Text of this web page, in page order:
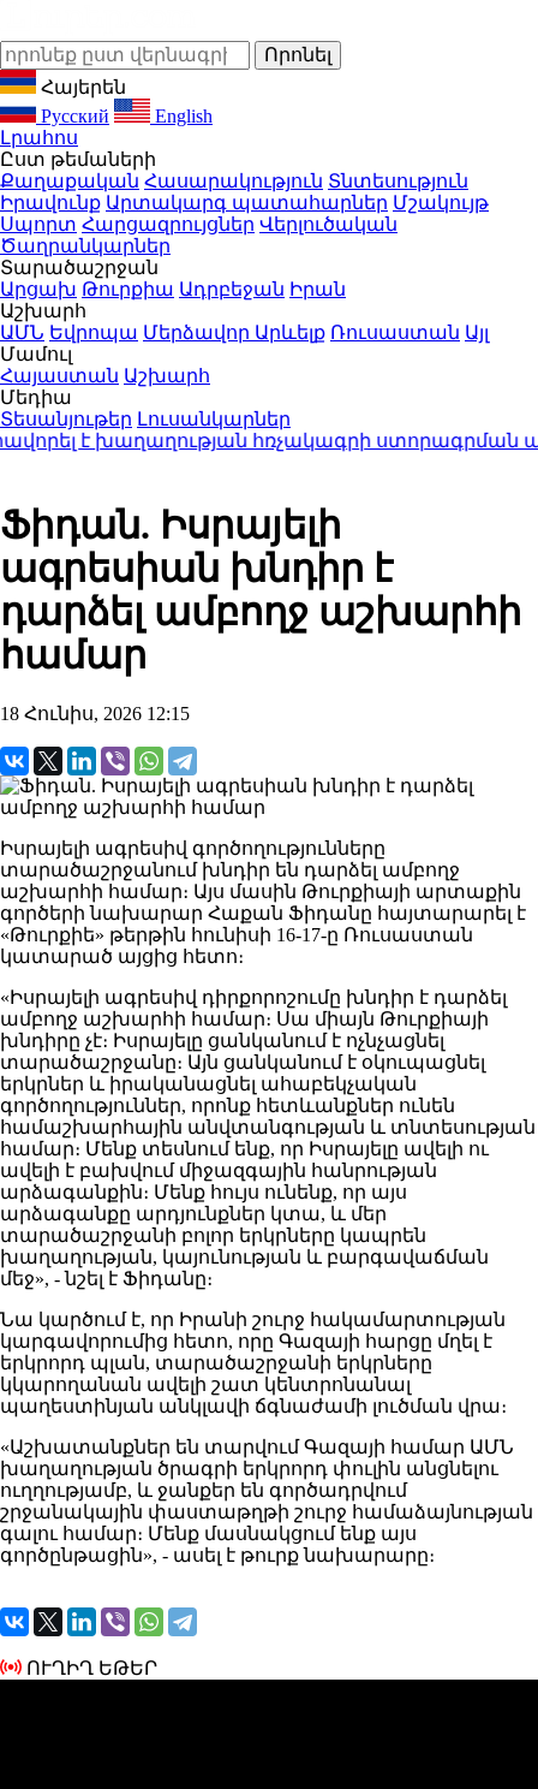
Հայերեն
Русский
English
Լրահոս
Ըստ թեմաների
Քաղաքական Հասարակություն Տնտեսություն
Իրավունք Արտակարգ պատահարներ Մշակույթ
Սպորտ Հարցազրույցներ Վերլուծական
Ծաղրանկարներ
Տարածաշրջան
Արցախ Թուրքիա Ադրբեջան Իրան
Աշխարհ
ԱՄՆ Եվրոպա Մերձավոր Արևելք Ռուսաստան Այլ
Մամուլ
Հայաստան Աշխարհ
Մեդիա
Տեսանյութեր Լուսանկարներ
է խաղաղության հռչակագրի ստորագրման
Ֆիդան. Իսրայելի
ագրեսիան խնդիր է
դարձել ամբողջ աշխարհի
համար
18 Հունիս, 2026 12:15
Իսրայելի ագրեսիվ գործողությունները
տարածաշրջանում խնդիր են դարձել ամբողջ
աշխարհի համար։ Այս մասին Թուրքիայի արտաքին
գործերի նախարար Հաքան Ֆիդանը հայտարարել է
«Թուրքիե» թերթին հունիսի 16-17-ը Ռուսաստան
կատարած այցից հետո։
«Իսրայելի ագրեսիվ դիրքորոշումը խնդիր է դարձել
ամբողջ աշխարհի համար։ Սա միայն Թուրքիայի
խնդիրը չէ։ Իսրայելը ցանկանում է ոչնչացնել
տարածաշրջանը։ Այն ցանկանում է օկուպացնել
երկրներ և իրականացնել ահաբեկչական
գործողություններ, որոնք հետևանքներ ունեն
համաշխարհային անվտանգության և տնտեսության
համար։ Մենք տեսնում ենք, որ Իսրայելը ավելի ու
ավելի է բախվում միջազգային հանրության
արձագանքին։ Մենք հույս ունենք, որ այս
արձագանքը արդյունքներ կտա, և մեր
տարածաշրջանի բոլոր երկրները կապրեն
խաղաղության, կայունության և բարգավաճման
մեջ», - նշել է Ֆիդանը։
Նա կարծում է, որ Իրանի շուրջ հակամարտության
կարգավորումից հետո, որը Գազայի հարցը մղել է
երկրորդ պլան, տարածաշրջանի երկրները
կկարողանան ավելի շատ կենտրոնանալ
պաղեստինյան անկլավի ճգնաժամի լուծման վրա։
«Աշխատանքներ են տարվում Գազայի համար ԱՄՆ
խաղաղության ծրագրի երկրորդ փուլին անցնելու
ուղղությամբ, և ջանքեր են գործադրվում
շրջանակային փաստաթղթի շուրջ համաձայնության
գալու համար։ Մենք մասնակցում ենք այս
գործընթացին», - ասել է թուրք նախարարը։
ՈՒՂԻՂ ԵԹԵՐ